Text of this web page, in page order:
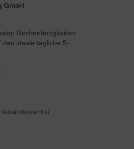
GmbH
Rechenfertigkeiten
das ideale tägliche 5-
| Versandkostenfrei